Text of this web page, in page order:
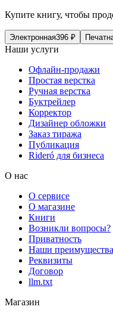
Купите книгу, чтобы
Электронная396 ₽
Наши услуги
Офлайн-продажи
Простая верстка
Ручная верстка
Буктрейлер
Корректор
Дизайнер обложки
Заказ тиража
Публикация
Rideró для бизнеса
О нас
О сервисе
О магазине
Книги
Возникли вопросы?
Приватность
Наши преимущества
Реквизиты
Договор
llm.txt
Магазин